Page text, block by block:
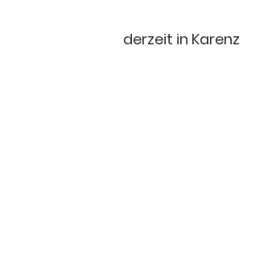
derzeit in Karenz